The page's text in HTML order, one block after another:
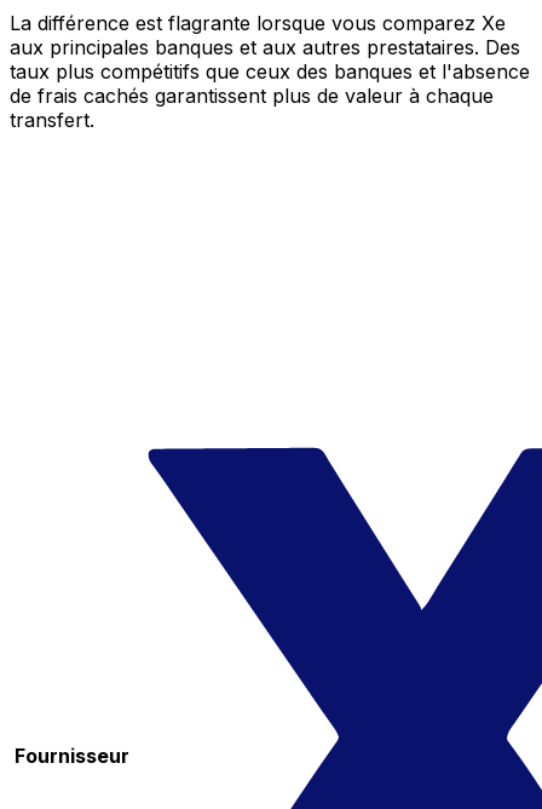
La différence est flagrante lorsque vous comparez Xe
aux principales banques et aux autres prestataires. Des
taux plus compétitifs que ceux des banques et l'absence
de frais cachés garantissent plus de valeur à chaque
transfert.
Fournisseur